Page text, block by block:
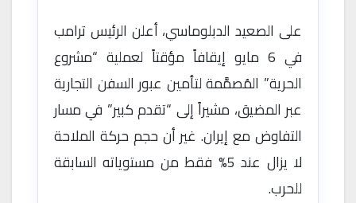
على الصعيد الدبلوماسي، أعلن الرئيس ترامب
في 6 مايو إيقافاً مؤقتاً لعملية “مشروع
الحرية” المُصمَّمة لتأمين عبور السفن التجارية
عبر المضيق، مشيراً إلى “تقدم كبير” في مسار
التفاوض مع إيران. غير أن حجم حركة الملاحة
لا يزال عند 5% فقط من مستوياته السابقة
للحرب.